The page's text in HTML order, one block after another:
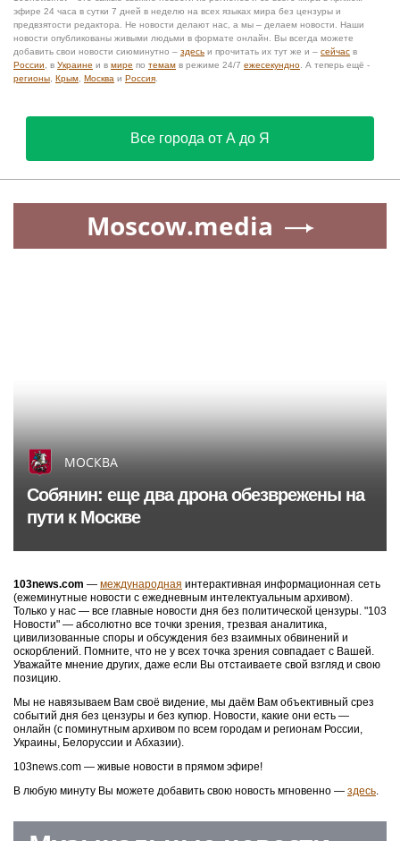
эфире 24 часа в сутки 7 дней в неделю на всех языках мира без цензуры и
предвзятости редактора. Не новости делают нас, а мы – делаем новости. Наши
новости опубликованы живыми людьми в формате онлайн. Вы всегда можете
добавить свои новости сиюминутно – здесь и прочитать их тут же и – сейчас в
России , в Украине и в мире по темам в режиме 24/7 ежесекундно . А теперь ещё -
регионы Крым Москва и Россия
Все города от А до Я
Moscow.media
МОСКВА
Собянин: еще два дрона обезврежены на
пути к Москве
103news.com — международная интерактивная информационная сеть
(ежеминутные новости с ежедневным интелектуальным архивом).
Только у нас — все главные новости дня без политической цензуры. "103
Новости" — абсолютно все точки зрения, трезвая аналитика,
цивилизованные споры и обсуждения без взаимных обвинений и
оскорблений. Помните, что не у всех точка зрения совпадает с Вашей.
Уважайте мнение других, даже если Вы отстаиваете свой взгляд и свою
позицию.
Мы не навязываем Вам своё видение, мы даём Вам объективный срез
событий дня без цензуры и без купюр. Новости, какие они есть —
онлайн (с поминутным архивом по всем городам и регионам России,
Украины, Белоруссии и Абхазии).
103news.com — живые новости в прямом эфире!
В любую минуту Вы можете добавить свою новость мгновенно — здесь.